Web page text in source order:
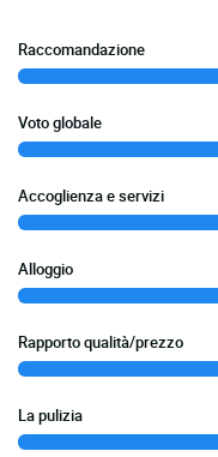
Raccomandazione
Voto globale
Accoglienza e servizi
Alloggio
Rapporto qualità/prezzo
La pulizia